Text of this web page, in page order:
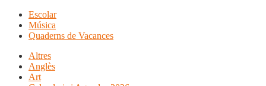
Escolar
Música
Quaderns de Vacances
Altres
Anglès
Art